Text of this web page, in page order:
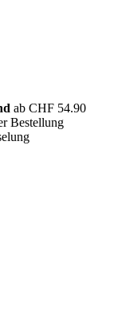
ab CHF 54.90
Bestellung